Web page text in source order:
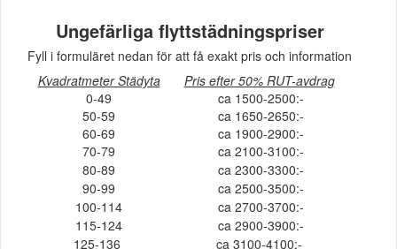
Ungefärliga flyttstädningspriser
Fyll i formuläret nedan för att få exakt pris och information
Kvadratmeter Städyta
Pris efter 50% RUT-avdrag
0-49
ca 1500-2500:-
50-59
ca 1650-2650:-
60-69
ca 1900-2900:-
70-79
ca 2100-3100:-
80-89
ca 2300-3300:-
90-99
ca 2500-3500:-
100-114
ca 2700-3700:-
115-124
ca 2900-3900:-
125-136
ca 3100-4100:-